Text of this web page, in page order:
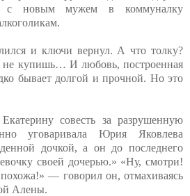
с новым мужем в коммуналку
и ключи вернул. А что толку?
не купишь… И любовь, построенная
бывает долгой и прочной. Но это
совесть за разрушенную
уговаривала Юрия Яковлева
дочкой, а он до последнего
своей дочерью.» «Ну, смотри!
— говорил он, отмахиваясь
Алены.